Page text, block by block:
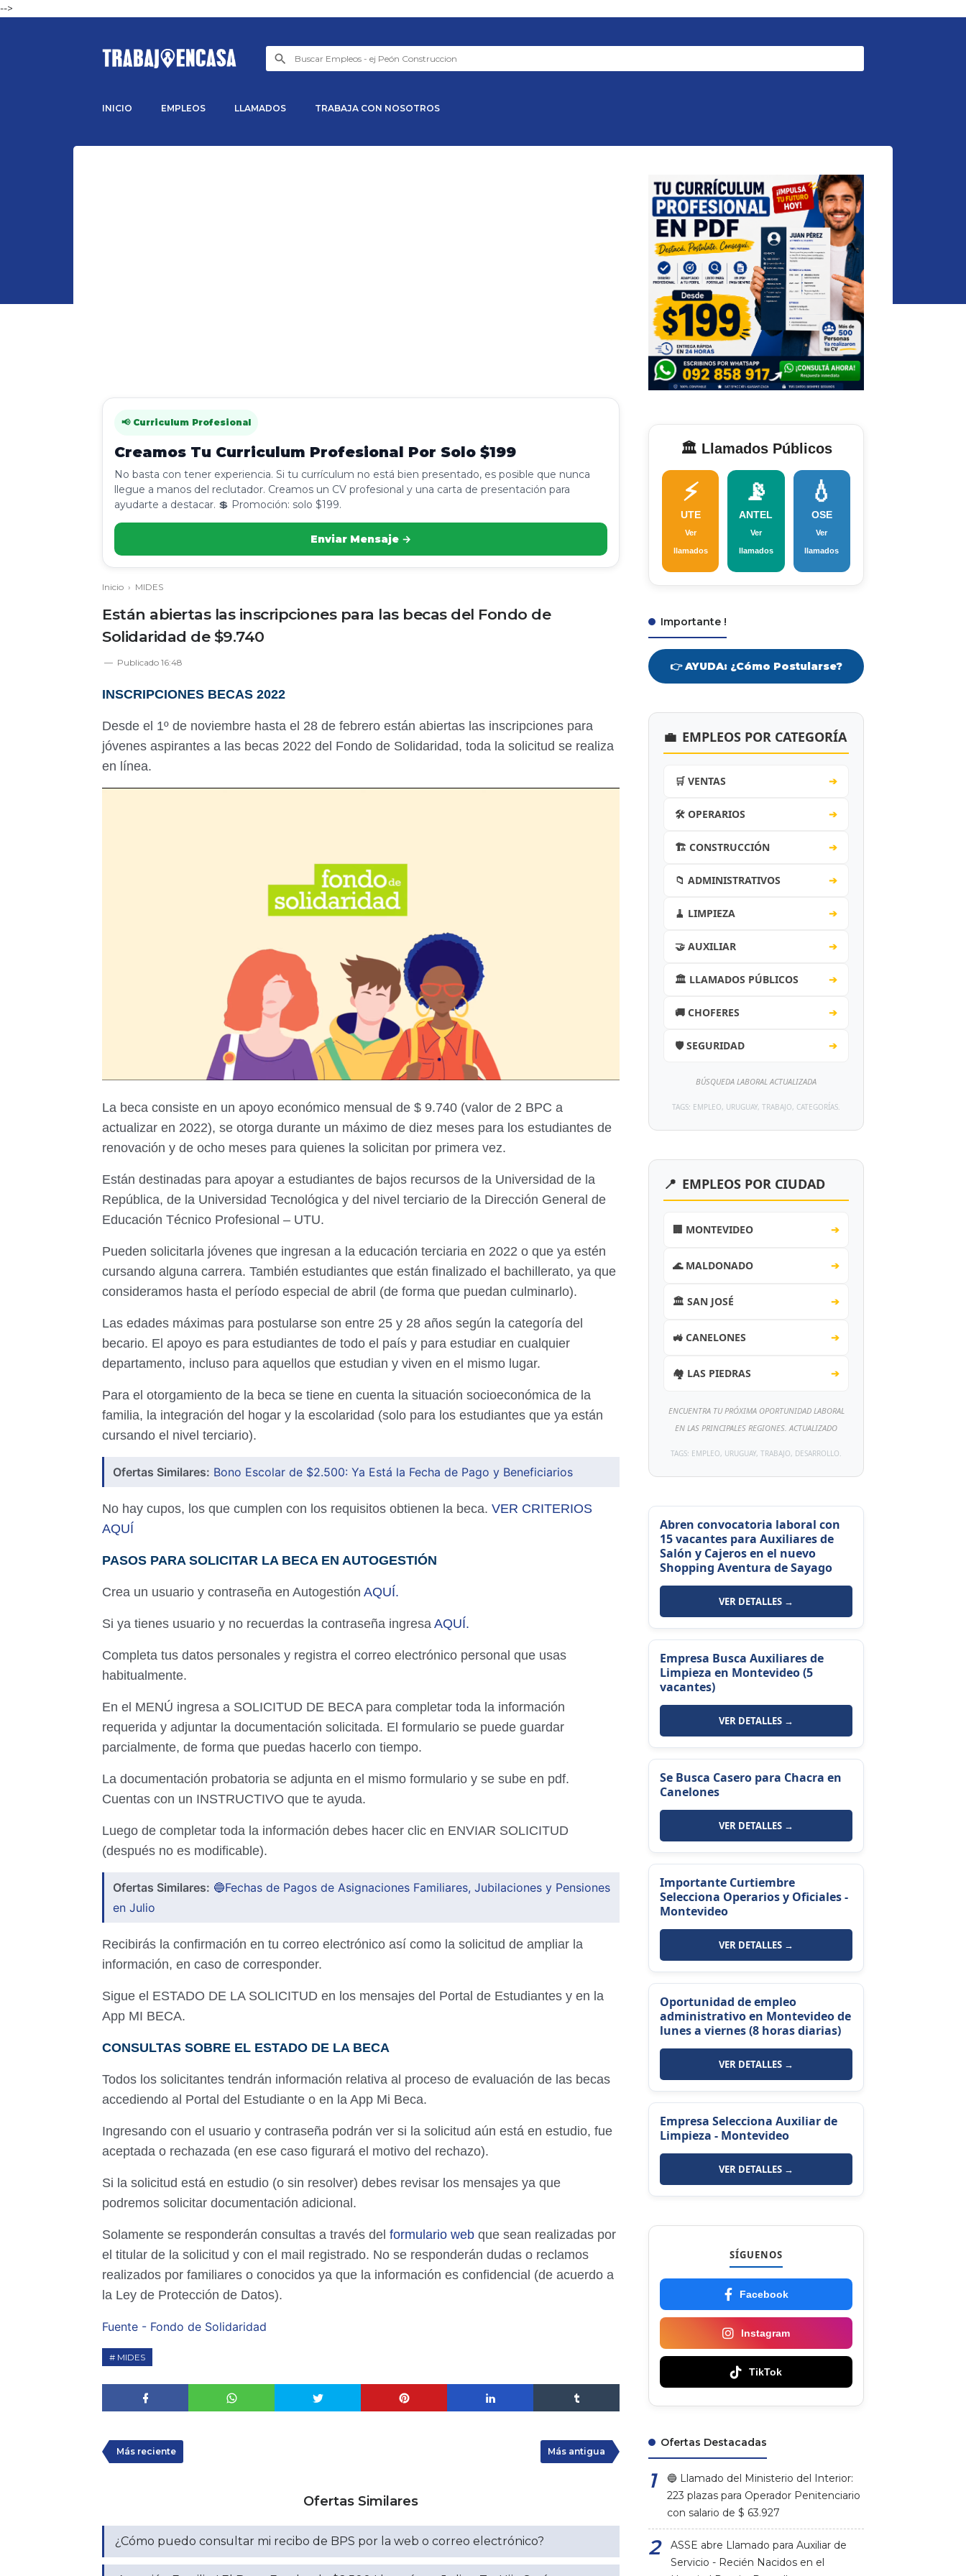
-->
INICIO EMPLEOS LLAMADOS TRABAJA CON NOSOTROS
📢 Curriculum Profesional
Creamos Tu Curriculum Profesional Por Solo $199
No basta con tener experiencia. Si tu currículum no está bien presentado, es posible que nunca
llegue a manos del reclutador. Creamos un CV profesional y una carta de presentación para
ayudarte a destacar. 💲 Promoción: solo $199.
Enviar Mensaje →
Inicio › MIDES
Están abiertas las inscripciones para las becas del Fondo de
Solidaridad de $9.740
Publicado 16:48
INSCRIPCIONES BECAS 2022
Desde el 1º de noviembre hasta el 28 de febrero están abiertas las inscripciones para
jóvenes aspirantes a las becas 2022 del Fondo de Solidaridad, toda la solicitud se realiza
en línea.
La beca consiste en un apoyo económico mensual de $ 9.740 (valor de 2 BPC a
actualizar en 2022), se otorga durante un máximo de diez meses para los estudiantes de
renovación y de ocho meses para quienes la solicitan por primera vez.
Están destinadas para apoyar a estudiantes de bajos recursos de la Universidad de la
República, de la Universidad Tecnológica y del nivel terciario de la Dirección General de
Educación Técnico Profesional – UTU.
Pueden solicitarla jóvenes que ingresan a la educación terciaria en 2022 o que ya estén
cursando alguna carrera. También estudiantes que están finalizado el bachillerato, ya que
consideramos hasta el período especial de abril (de forma que puedan culminarlo).
Las edades máximas para postularse son entre 25 y 28 años según la categoría del
becario. El apoyo es para estudiantes de todo el país y para estudiar en cualquier
departamento, incluso para aquellos que estudian y viven en el mismo lugar.
Para el otorgamiento de la beca se tiene en cuenta la situación socioeconómica de la
familia, la integración del hogar y la escolaridad (solo para los estudiantes que ya están
cursando el nivel terciario).
Ofertas Similares: Bono Escolar de $2.500: Ya Está la Fecha de Pago y Beneficiarios
No hay cupos, los que cumplen con los requisitos obtienen la beca. VER CRITERIOS
AQUÍ
PASOS PARA SOLICITAR LA BECA EN AUTOGESTIÓN
Crea un usuario y contraseña en Autogestión AQUÍ.
Si ya tienes usuario y no recuerdas la contraseña ingresa AQUÍ.
Completa tus datos personales y registra el correo electrónico personal que usas
habitualmente.
En el MENÚ ingresa a SOLICITUD DE BECA para completar toda la información
requerida y adjuntar la documentación solicitada. El formulario se puede guardar
parcialmente, de forma que puedas hacerlo con tiempo.
La documentación probatoria se adjunta en el mismo formulario y se sube en pdf.
Cuentas con un INSTRUCTIVO que te ayuda.
Luego de completar toda la información debes hacer clic en ENVIAR SOLICITUD
(después no es modificable).
Ofertas Similares: 🔵Fechas de Pagos de Asignaciones Familiares, Jubilaciones y Pensiones
en Julio
Recibirás la confirmación en tu correo electrónico así como la solicitud de ampliar la
información, en caso de corresponder.
Sigue el ESTADO DE LA SOLICITUD en los mensajes del Portal de Estudiantes y en la
App MI BECA.
CONSULTAS SOBRE EL ESTADO DE LA BECA
Todos los solicitantes tendrán información relativa al proceso de evaluación de las becas
accediendo al Portal del Estudiante o en la App Mi Beca.
Ingresando con el usuario y contraseña podrán ver si la solicitud aún está en estudio, fue
aceptada o rechazada (en ese caso figurará el motivo del rechazo).
Si la solicitud está en estudio (o sin resolver) debes revisar los mensajes ya que
podremos solicitar documentación adicional.
Solamente se responderán consultas a través del formulario web que sean realizadas por
el titular de la solicitud y con el mail registrado. No se responderán dudas o reclamos
realizados por familiares o conocidos ya que la información es confidencial (de acuerdo a
la Ley de Protección de Datos).
Fuente - Fondo de Solidaridad
MIDES
Más reciente Más antigua
Ofertas Similares
¿Cómo puedo consultar mi recibo de BPS por la web o correo electrónico?
🏛️ Llamados Públicos
⚡
UTE
Ver
llamados
📡
ANTEL
Ver
llamados
💧
OSE
Ver
llamados
Importante !
👉 AYUDA: ¿Cómo Postularse?
💼 EMPLEOS POR CATEGORÍA
🛒 VENTAS ➔
🛠️ OPERARIOS ➔
🏗️ CONSTRUCCIÓN ➔
📁 ADMINISTRATIVOS ➔
🧹 LIMPIEZA ➔
🤝 AUXILIAR ➔
🏛️ LLAMADOS PÚBLICOS ➔
🚚 CHOFERES ➔
🛡️ SEGURIDAD ➔
BÚSQUEDA LABORAL ACTUALIZADA
TAGS: EMPLEO, URUGUAY, TRABAJO, CATEGORÍAS.
📍 EMPLEOS POR CIUDAD
🏢 MONTEVIDEO ➔
🌊 MALDONADO ➔
🏛️ SAN JOSÉ ➔
🚜 CANELONES ➔
🏘️ LAS PIEDRAS ➔
ENCUENTRA TU PRÓXIMA OPORTUNIDAD LABORAL
EN LAS PRINCIPALES REGIONES. ACTUALIZADO
TAGS: EMPLEO, URUGUAY, TRABAJO, DESARROLLO.
Abren convocatoria laboral con
15 vacantes para Auxiliares de
Salón y Cajeros en el nuevo
Shopping Aventura de Sayago
VER DETALLES →
Empresa Busca Auxiliares de
Limpieza en Montevideo (5
vacantes)
VER DETALLES →
Se Busca Casero para Chacra en
Canelones
VER DETALLES →
Importante Curtiembre
Selecciona Operarios y Oficiales -
Montevideo
VER DETALLES →
Oportunidad de empleo
administrativo en Montevideo de
lunes a viernes (8 horas diarias)
VER DETALLES →
Empresa Selecciona Auxiliar de
Limpieza - Montevideo
VER DETALLES →
SÍGUENOS
Facebook
Instagram
TikTok
Ofertas Destacadas
🔵 Llamado del Ministerio del Interior:
223 plazas para Operador Penitenciario
con salario de $ 63.927
ASSE abre Llamado para Auxiliar de
Servicio - Recién Nacidos en el